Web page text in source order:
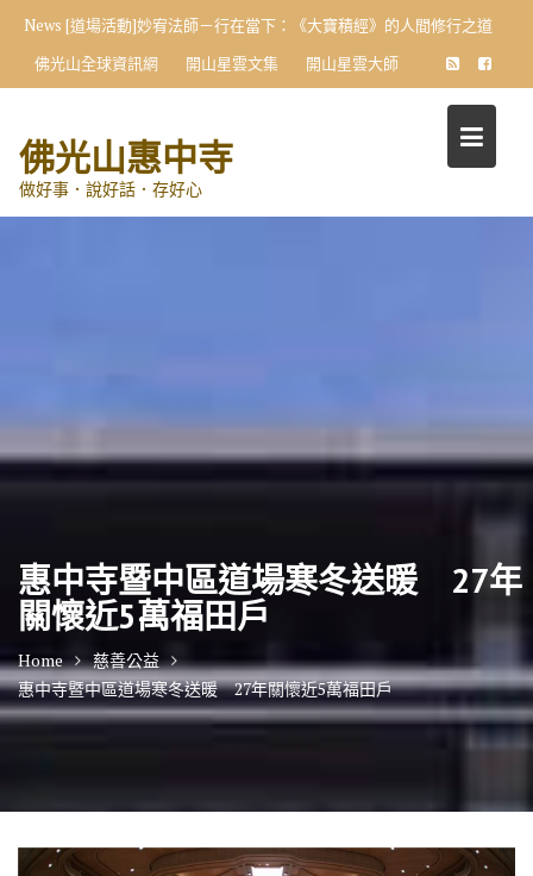
content
News [道場活動]妙宥法師－行在當下：《大寶積經》的人間修行之道
佛光山全球資訊網
開山星雲文集 開山星雲大師
佛光山惠中寺
做好事．說好話．存好心
惠中寺暨中區道場寒冬送暖 27年
關懷近5萬福田戶
Home
慈善公益
惠中寺暨中區道場寒冬送暖 27年關懷近5萬福田戶